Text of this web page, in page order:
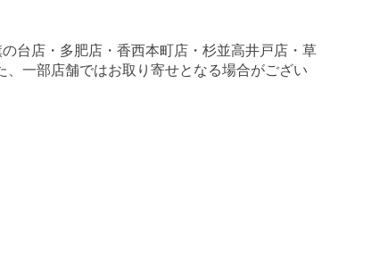
台店・多肥店・香西本町店・杉並高井戸店・草
一部店舗ではお取り寄せとなる場合がござい